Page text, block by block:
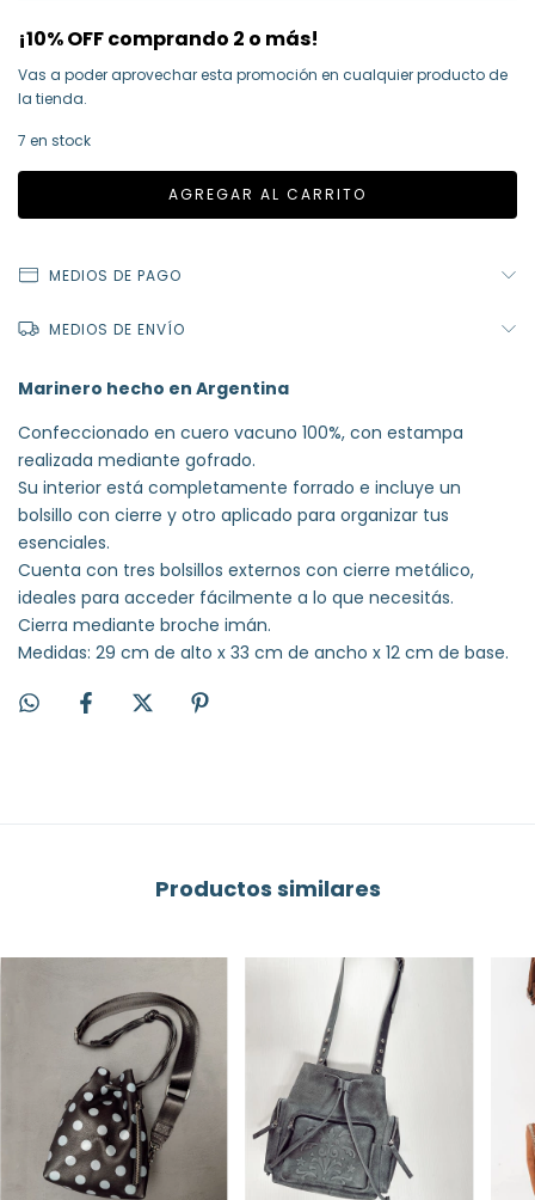
¡10% OFF comprando 2 o más!
Vas a poder aprovechar esta promoción en cualquier producto de
la tienda.
7 en stock
MEDIOS DE PAGO
MEDIOS DE ENVÍO
Marinero hecho en Argentina
Confeccionado en cuero vacuno 100%, con estampa
realizada mediante gofrado.
Su interior está completamente forrado e incluye un
bolsillo con cierre y otro aplicado para organizar tus
esenciales.
Cuenta con tres bolsillos externos con cierre metálico,
ideales para acceder fácilmente a lo que necesitás.
Cierra mediante broche imán.
Medidas: 29 cm de alto x 33 cm de ancho x 12 cm de base.
Productos similares